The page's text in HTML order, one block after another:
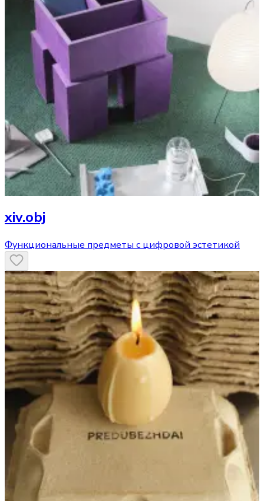
xiv.obj
Функциональные предметы с цифровой эстетикой